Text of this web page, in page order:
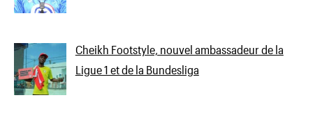
Cheikh Footstyle, nouvel ambassadeur de la
Ligue 1 et de la Bundesliga